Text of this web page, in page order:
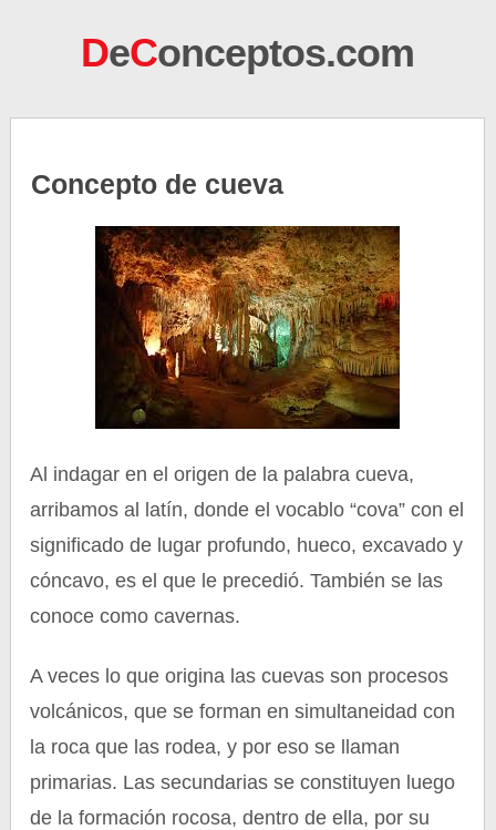
DeConceptos.com
Concepto de cueva
Al indagar en el origen de la palabra cueva,
arribamos al latín, donde el vocablo “cova” con el
significado de lugar profundo, hueco, excavado y
cóncavo, es el que le precedió. También se las
conoce como cavernas.
A veces lo que origina las cuevas son procesos
volcánicos, que se forman en simultaneidad con
la roca que las rodea, y por eso se llaman
primarias. Las secundarias se constituyen luego
de la formación rocosa, dentro de ella, por su